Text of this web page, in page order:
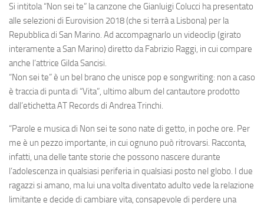
Si intitola“Non sei te” la canzone che Gianluigi Colucci ha presentato
alle selezioni di Eurovision 2018 (che si terrà a Lisbona) per la
Repubblica di San Marino. Ad accompagnarlo un videoclip (girato
interamente a San Marino) diretto da Fabrizio Raggi, in cui compare
anche l’attrice Gilda Sancisi.
“Non sei te” è un bel brano che unisce pop e songwriting: non a caso
è traccia di punta di “Vita”, ultimo album del cantautore prodotto
dall’etichetta AT Records di Andrea Trinchi.
“Parole e musica di Non sei te sono nate di getto, in poche ore. Per
me è un pezzo importante, in cui ognuno può ritrovarsi. Racconta,
infatti, una delle tante storie che possono nascere durante
l’adolescenza in qualsiasi periferia in qualsiasi posto nel globo. I due
ragazzi si amano, ma lui una volta diventato adulto vede la relazione
limitante e decide di cambiare vita, consapevole di perdere una